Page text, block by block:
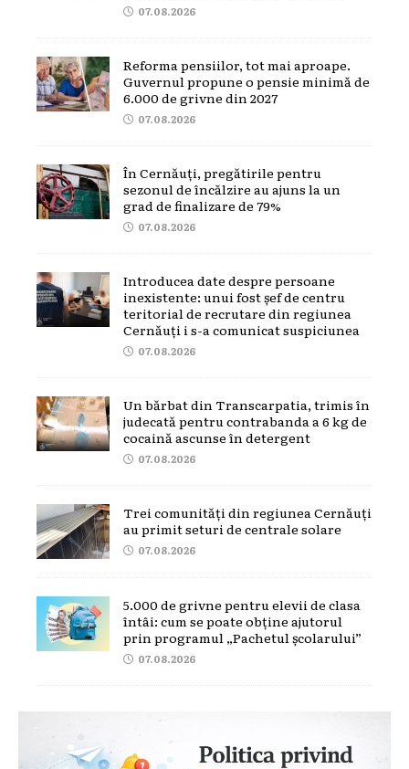
07.08.2026
Reforma pensiilor, tot mai aproape.
Guvernul propune o pensie minimă de
6.000 de grivne din 2027
07.08.2026
În Cernăuți, pregătirile pentru
sezonul de încălzire au ajuns la un
grad de finalizare de 79%
07.08.2026
Introducea date despre persoane
inexistente: unui fost șef de centru
teritorial de recrutare din regiunea
Cernăuți i s-a comunicat suspiciunea
07.08.2026
Un bărbat din Transcarpatia, trimis în
judecată pentru contrabanda a 6 kg de
cocaină ascunse în detergent
07.08.2026
Trei comunități din regiunea Cernăuți
au primit seturi de centrale solare
07.08.2026
5.000 de grivne pentru elevii de clasa
întâi: cum se poate obține ajutorul
prin programul „Pachetul școlarului”
07.08.2026